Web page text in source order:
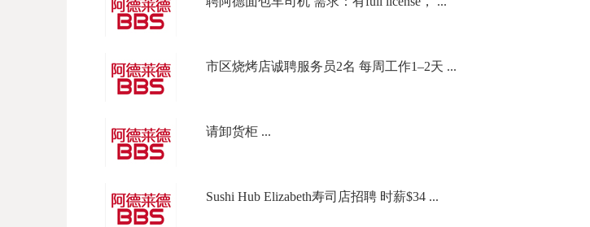
市区烧烤店诚聘服务员2名 每周工作1–2天 ...
请卸货柜 ...
Sushi Hub Elizabeth寿司店招聘 时薪$34 ...